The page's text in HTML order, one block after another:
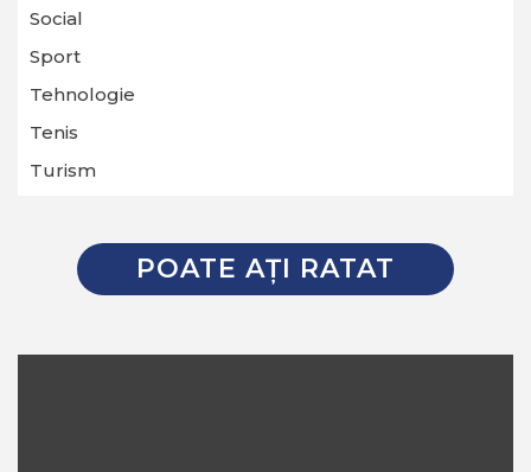
Social
Sport
Tehnologie
Tenis
Turism
POATE AŢI RATAT